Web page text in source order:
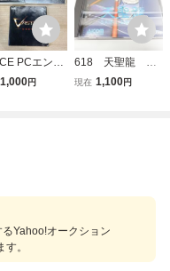
PCエンジ
ROM2 バス
1,000円
618 天聖龍 AC
90001 エーアイ
現在 1,100円
Yahoo!オークション
。